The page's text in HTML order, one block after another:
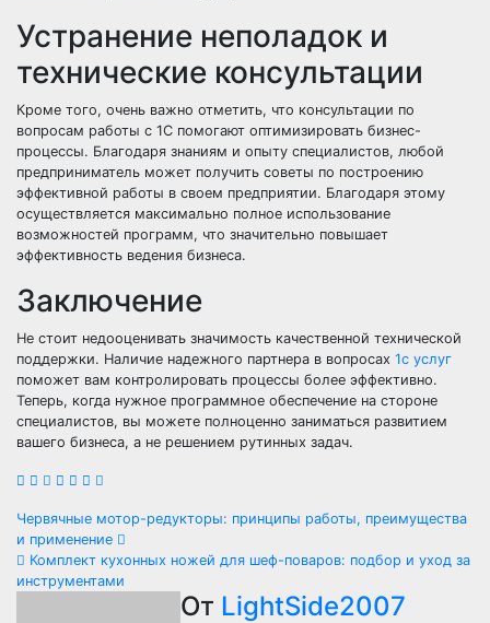
Устранение неполадок и
технические консультации
Кроме того, очень важно отметить, что консультации по
вопросам работы с 1С помогают оптимизировать бизнес-
процессы. Благодаря знаниям и опыту специалистов, любой
предприниматель может получить советы по построению
эффективной работы в своем предприятии. Благодаря этому
осуществляется максимально полное использование
возможностей программ, что значительно повышает
эффективность ведения бизнеса.
Заключение
Не стоит недооценивать значимость качественной технической
поддержки. Наличие надежного партнера в вопросах 1с услуг
поможет вам контролировать процессы более эффективно.
Теперь, когда нужное программное обеспечение на стороне
специалистов, вы можете полноценно заниматься развитием
вашего бизнеса, а не решением рутинных задач.
Навигация
по
Червячные мотор-редукторы: принципы работы, преимущества
и применение
Комплект кухонных ножей для шеф-поваров: подбор и уход за
инструментами
От LightSide2007